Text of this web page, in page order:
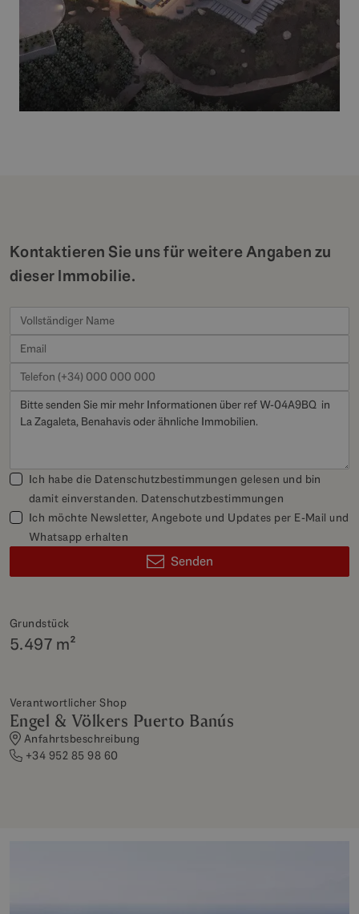
Kontaktieren Sie uns für weitere Angaben zu
dieser Immobilie.
Grundstück
5.497 m²
Verantwortlicher Shop
Engel & Völkers Puerto Banús
Anfahrtsbeschreibung
+34 952 85 98 60
Ich habe die Datenschutzbestimmungen gelesen und bin
damit einverstanden. Datenschutzbestimmungen
Ich möchte Newsletter, Angebote und Updates per E-Mail und
Whatsapp erhalten
Senden